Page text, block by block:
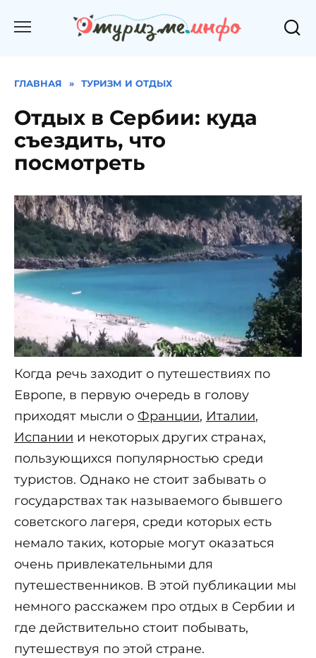
ГЛАВНАЯ » ТУРИЗМ И ОТДЫХ
Отдых в Сербии: куда
съездить, что
посмотреть
Когда речь заходит о путешествиях по
Европе, в первую очередь в голову
приходят мысли о Франции, Италии,
Испании и некоторых других странах,
пользующихся популярностью среди
туристов. Однако не стоит забывать о
государствах так называемого бывшего
советского лагеря, среди которых есть
немало таких, которые могут оказаться
очень привлекательными для
путешественников. В этой публикации мы
немного расскажем про отдых в Сербии и
где действительно стоит побывать,
путешествуя по этой стране.